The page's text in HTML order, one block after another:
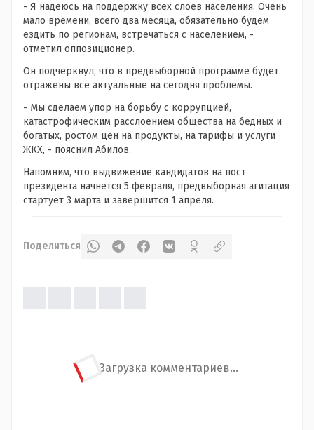
- Я надеюсь на поддержку всех слоев населения. Очень
мало времени, всего два месяца, обязательно будем
ездить по регионам, встречаться с населением, -
отметил оппозиционер.
Он подчеркнул, что в предвыборной программе будет
отражены все актуальные на сегодня проблемы.
- Мы сделаем упор на борьбу с коррупцией,
катастрофическим расслоением общества на бедных и
богатых, ростом цен на продукты, на тарифы и услуги
ЖКХ, - пояснил Абилов.
Напомним, что выдвижение кандидатов на пост
президента начнется 5 февраля, предвыборная агитация
стартует 3 марта и завершится 1 апреля.
Поделиться
Загрузка комментариев...